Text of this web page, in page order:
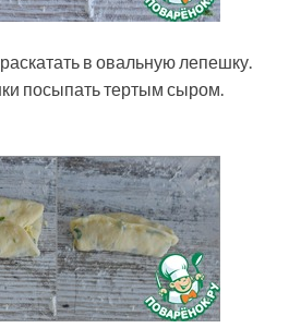
в овальную лепешку.
посыпать тертым сыром.